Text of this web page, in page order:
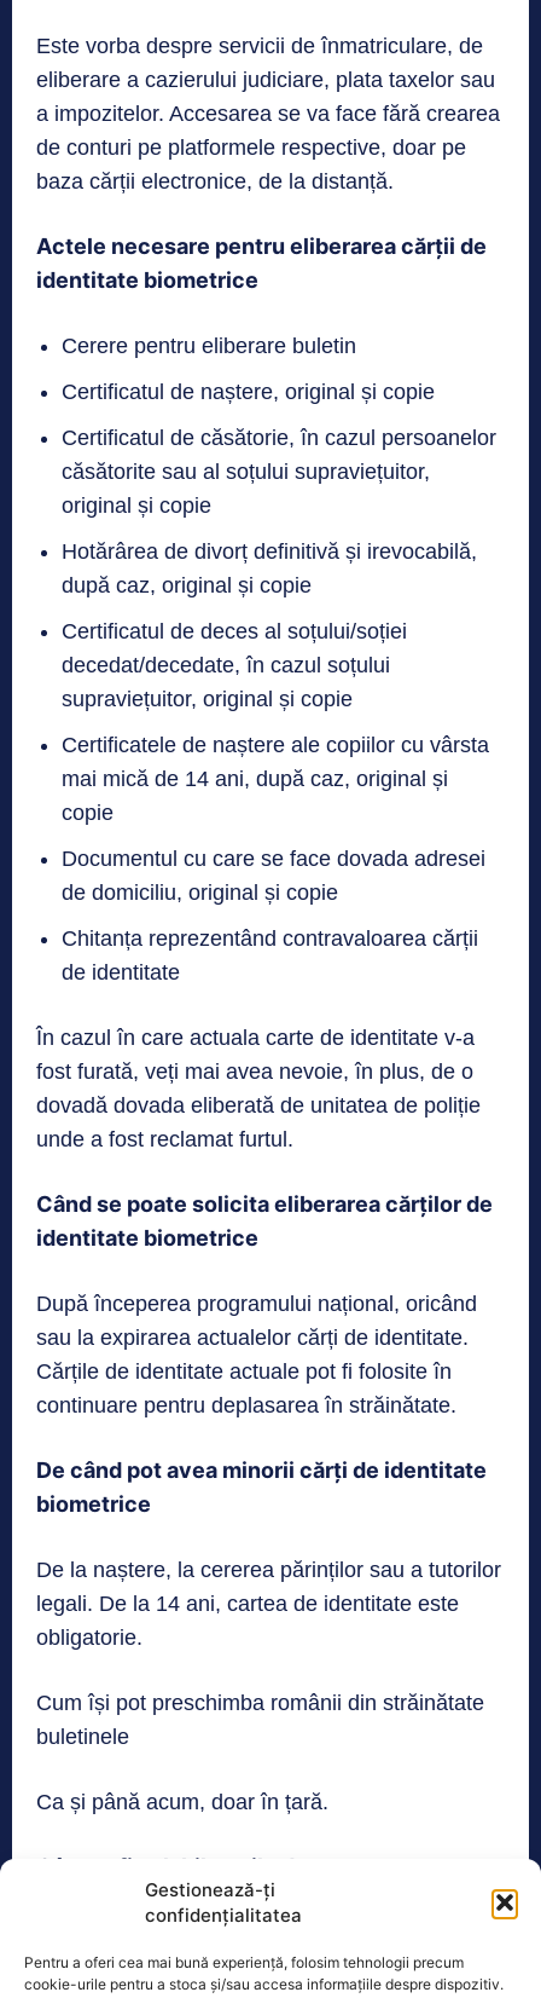
Gestionează-ți
confidențialitatea
Pentru a oferi cea mai bună experiență, folosim tehnologii precum
cookie-urile pentru a stoca și/sau accesa informațiile despre dispozitiv.
Este vorba despre servicii de înmatriculare, de
eliberare a cazierului judiciare, plata taxelor sau
a impozitelor. Accesarea se va face fără crearea
de conturi pe platformele respective, doar pe
baza cărții electronice, de la distanță.
Actele necesare pentru eliberarea cărții de
identitate biometrice
Cerere pentru eliberare buletin
Certificatul de naștere, original și copie
Certificatul de căsătorie, în cazul persoanelor
căsătorite sau al soțului supraviețuitor,
original și copie
Hotărârea de divorț definitivă și irevocabilă,
după caz, original și copie
Certificatul de deces al soțului/soției
decedat/decedate, în cazul soțului
supraviețuitor, original și copie
Certificatele de naștere ale copiilor cu vârsta
mai mică de 14 ani, după caz, original și
copie
Documentul cu care se face dovada adresei
de domiciliu, original și copie
Chitanța reprezentând contravaloarea cărții
de identitate
În cazul în care actuala carte de identitate v-a
fost furată, veți mai avea nevoie, în plus, de o
dovadă dovada eliberată de unitatea de poliție
unde a fost reclamat furtul.
Când se poate solicita eliberarea cărților de
identitate biometrice
După începerea programului național, oricând
sau la expirarea actualelor cărți de identitate.
Cărțile de identitate actuale pot fi folosite în
continuare pentru deplasarea în străinătate.
De când pot avea minorii cărți de identitate
biometrice
De la naștere, la cererea părinților sau a tutorilor
legali. De la 14 ani, cartea de identitate este
obligatorie.
Cum își pot preschimba românii din străinătate
buletinele
Ca și până acum, doar în țară.
Cât vor fi valabile noile documente
biometrice
2 ani, pentru persoanele cu vârsta cuprinsă